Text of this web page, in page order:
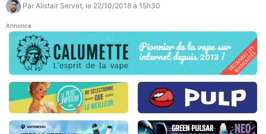
Par Alistair Servet , le 22/10/2018 à 15h30
Annonce